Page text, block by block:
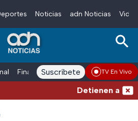
Noticias adn Noticias
Finanzas adn Noticias Radio
Suscríbete TV En Vivo
Detienen al